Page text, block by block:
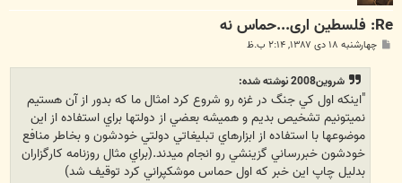
Re: فلسطین اری...حماس نه
پ چهارشنبه ۱۸ دی ۱۳۸۷, ۲:۱۴ ب.ظ
شروين2008 نوشته شده:
"اينكه اول كي جنگ در غزه رو شروع كرد امثال ما كه بدور از آن هستيم
نميتونيم تشخيص بديم و هميشه بعضي از دولتها براي استفاده از اين
موضوعها با استفاده از ابزارهاي تبليغاتي دولتي خودشون و بخاطر منافع
خودشون خبررساني گزينشي رو انجام ميدند.(براي مثال روزنامه كارگزاران
بدليل چاپ اين خبر كه اول حماس موشكپراني كرد توقيف شد)